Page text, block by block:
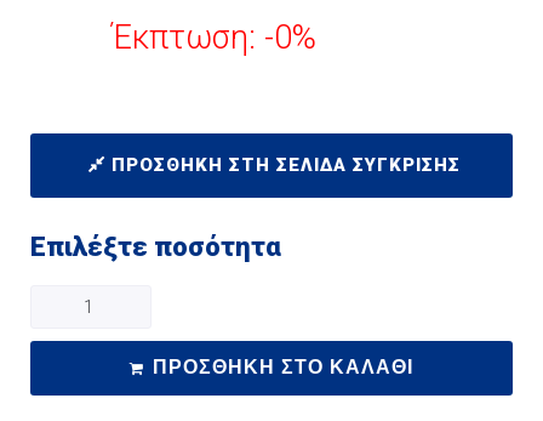
Έκπτωση: -0%
ΠΡΟΣΘΉΚΗ ΣΤΗ ΣΕΛΊΔΑ ΣΎΓΚΡΙΣΗΣ
Επιλέξτε ποσότητα
ΠΡΟΣΘΉΚΗ ΣΤΟ ΚΑΛΆΘΙ